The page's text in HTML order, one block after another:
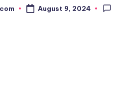
August 9, 2024